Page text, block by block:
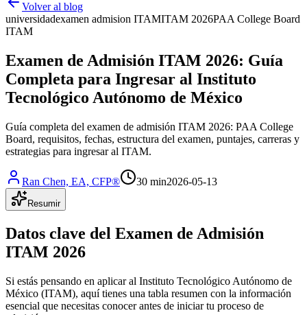
Volver al blog
universidadexamen admision ITAMITAM 2026PAA College Board
ITAM
Examen de Admisión ITAM 2026: Guía
Completa para Ingresar al Instituto
Tecnológico Autónomo de México
Guía completa del examen de admisión ITAM 2026: PAA College
Board, requisitos, fechas, estructura del examen, puntajes, carreras y
estrategias para ingresar al ITAM.
Ran Chen, EA, CFP® 30 min2026-05-13
Resumir
Datos clave del Examen de Admisión
ITAM 2026
Si estás pensando en aplicar al Instituto Tecnológico Autónomo de
México (ITAM), aquí tienes una tabla resumen con la información
esencial que necesitas conocer antes de iniciar tu proceso de